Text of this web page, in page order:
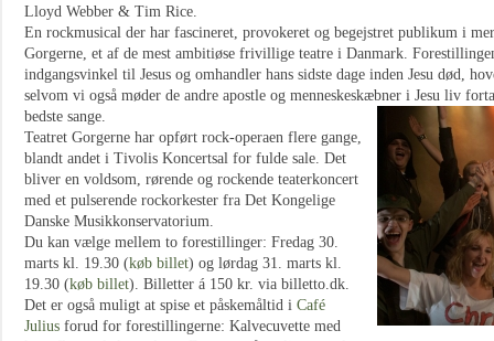
Lloyd Webber & Tim Rice.
En rockmusical der har fascineret, provokeret og begejstret publikum i
Gorgerne, et af de mest ambitiøse frivillige teatre i Danmark.
indgangsvinkel til Jesus og omhandler hans sidste dage inden Jesu død,
selvom vi også møder de andre apostle og menneskeskæbner i Jesu liv
bedste sange.
Teatret Gorgerne har opført rock-operaen flere gange,
blandt andet i Tivolis Koncertsal for fulde sale. Det
bliver en voldsom, rørende og rockende teaterkoncert
med et pulserende rockorkester fra Det Kongelige
Danske Musikkonservatorium.
Du kan vælge mellem to forestillinger: Fredag 30.
marts kl. 19.30 (køb billet) og lørdag 31. marts kl.
19.30 (køb billet). Billetter á 150 kr. via billetto.dk.
Det er også muligt at spise et påskemåltid i Café
Julius forud for forestillingerne: Kalvecuvette med